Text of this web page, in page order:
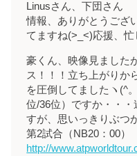
Linusさん、下団さん
情報、ありがとうござ
てますね(>_<)応援、忙
豪くん、映像見ました
ス！！！立ち上がりか
を圧倒してましたヽ(^
位/36位）ですか・・
すが、思いっきりぶつ
第2試合（NB20：00）
http://